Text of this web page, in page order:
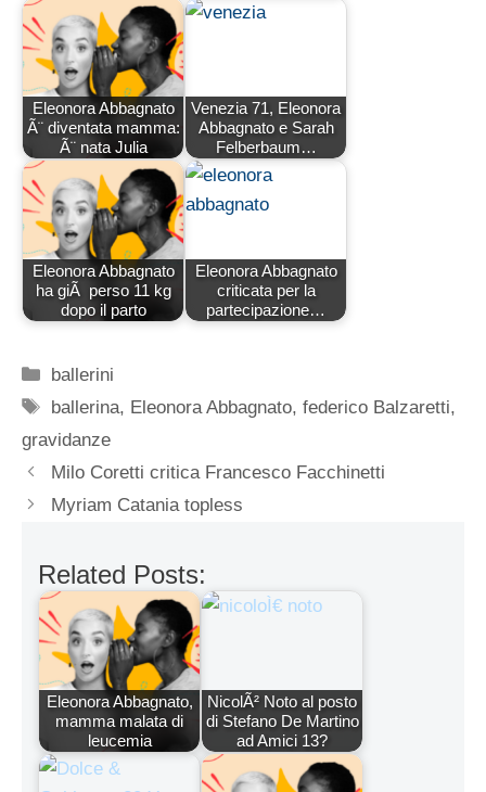
Eleonora Abbagnato
Ã¨ diventata mamma:
Ã¨ nata Julia
Venezia 71, Eleonora
Abbagnato e Sarah
Felberbaum…
Eleonora Abbagnato
ha giÃ perso 11 kg
dopo il parto
Eleonora Abbagnato
criticata per la
partecipazione…
Categorie
ballerini
Tag
ballerina, Eleonora Abbagnato,federico Balzaretti,
gravidanze
Milo Coretti critica Francesco Facchinetti
Myriam Catania topless
Related Posts:
Eleonora Abbagnato,
mamma malata di
leucemia
NicolÃ² Noto al posto
di Stefano De Martino
ad Amici 13?